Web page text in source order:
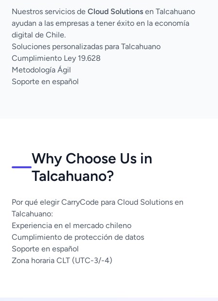
Nuestros servicios de Cloud Solutions en Talcahuano
ayudan a las empresas a tener éxito en la economía
digital de Chile.
Soluciones personalizadas para Talcahuano
Cumplimiento Ley 19.628
Metodología Ágil
Soporte en español
Why Choose Us in
Talcahuano?
Por qué elegir CarryCode para Cloud Solutions en
Talcahuano:
Experiencia en el mercado chileno
Cumplimiento de protección de datos
Soporte en español
Zona horaria CLT (UTC-3/-4)